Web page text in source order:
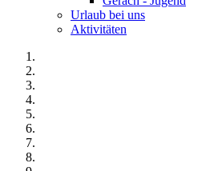
Urlaub bei uns
Aktivitäten